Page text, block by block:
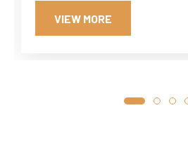
VIEW MORE